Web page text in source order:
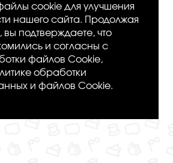
cookie для улучшения
нашего сайта. Продолжая
подтверждаете, что
и согласны с
файлов Cookie,
обработки
и файлов Cookie.